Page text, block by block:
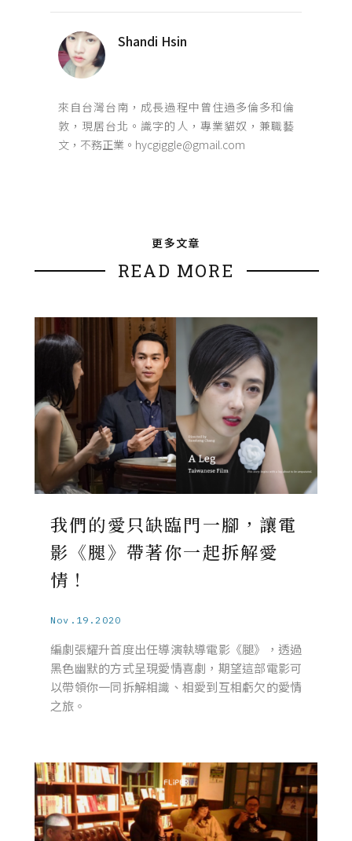
Shandi Hsin
來自台灣台南，成長過程中曾住過多倫多和倫
敦，現居台北。識字的人，專業貓奴，兼職藝
文，不務正業。hycgiggle@gmail.com
更多文章
READ MORE
我們的愛只缺臨門一腳，讓電
影《腿》帶著你一起拆解愛
情！
Nov.19.2020
編劇張耀升首度出任導演執導電影《腿》，透過
黑色幽默的方式呈現愛情喜劇，期望這部電影可
以帶領你一同拆解相識、相愛到互相虧欠的愛情
之旅。